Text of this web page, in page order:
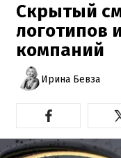
Скрытый
логотипов
компаний
Ирина Бевза